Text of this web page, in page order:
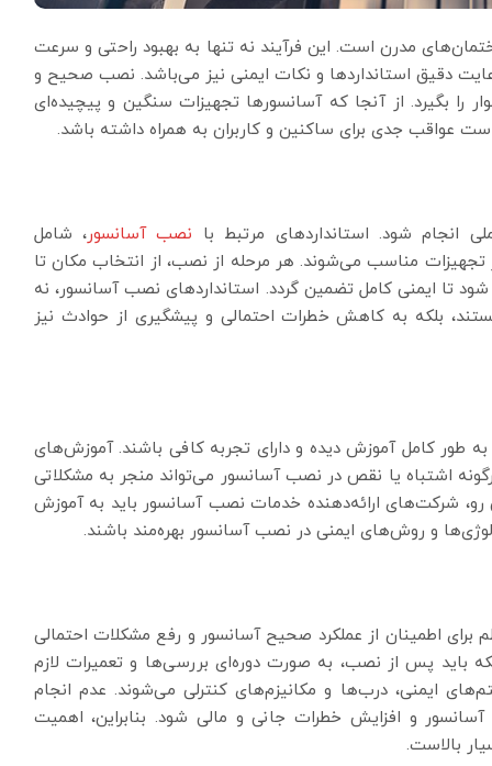
مدرن است. این فرآیند نه تنها به بهبود راحتی و سرعت
دقیق استانداردها و نکات ایمنی نیز می‌باشد. نصب صحیح و
را بگیرد. از آنجا که آسانسورها تجهیزات سنگین و پیچیده‌ای
عواقب جدی برای ساکنین و کاربران به همراه داشته باشد.
انجام شود. استانداردهای مرتبط با نصب آسانسور، شامل
مناسب می‌شوند. هر مرحله از نصب، از انتخاب مکان تا
تا ایمنی کامل تضمین گردد. استانداردهای نصب آسانسور، نه
بلکه به کاهش خطرات احتمالی و پیشگیری از حوادث نیز
به طور کامل آموزش دیده و دارای تجربه کافی باشند. آموزش‌های
اشتباه یا نقص در نصب آسانسور می‌تواند منجر به مشکلاتی
رو، شرکت‌های ارائه‌دهنده خدمات نصب آسانسور باید به آموزش
و روش‌های ایمنی در نصب آسانسور بهره‌مند باشند.
برای اطمینان از عملکرد صحیح آسانسور و رفع مشکلات احتمالی
باید پس از نصب، به صورت دوره‌ای بررسی‌ها و تعمیرات لازم
ایمنی، درب‌ها و مکانیزم‌های کنترلی می‌شوند. عدم انجام
و افزایش خطرات جانی و مالی شود. بنابراین، اهمیت
بالاست.